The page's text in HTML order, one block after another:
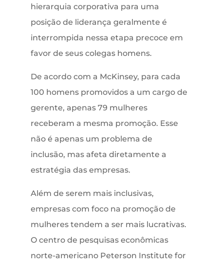
hierarquia corporativa para uma
posição de liderança geralmente é
interrompida nessa etapa precoce em
favor de seus colegas homens.
De acordo com a McKinsey, para cada
100 homens promovidos a um cargo de
gerente, apenas 79 mulheres
receberam a mesma promoção. Esse
não é apenas um problema de
inclusão, mas afeta diretamente a
estratégia das empresas.
Além de serem mais inclusivas,
empresas com foco na promoção de
mulheres tendem a ser mais lucrativas.
O centro de pesquisas econômicas
norte-americano Peterson Institute for